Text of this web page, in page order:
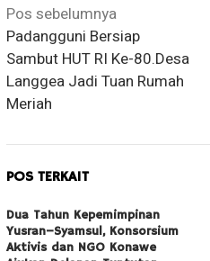
Navigasi
pos
Pos sebelumnya
Padangguni Bersiap
Sambut HUT RI Ke-80.Desa
Langgea Jadi Tuan Rumah
Meriah
POS TERKAIT
Dua Tahun Kepemimpinan
Yusran–Syamsul, Konsorsium
Aktivis dan NGO Konawe